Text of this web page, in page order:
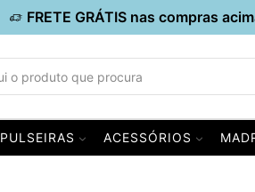
FRETE GRÁTIS nas compras
PULSEIRAS ACESSÓRIOS